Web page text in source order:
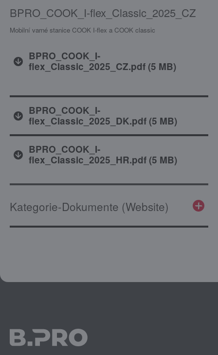
BPRO_COOK_I-flex_Classic_2025_CZ
Mobilní varné stanice COOK I-flex a COOK classic
BPRO_COOK_I-
flex_Classic_2025_CZ.pdf(5 MB)
BPRO_COOK_I-
flex_Classic_2025_DK.pdf(5 MB)
BPRO_COOK_I-
flex_Classic_2025_HR.pdf(5 MB)
Kategorie-Dokumente (Website)